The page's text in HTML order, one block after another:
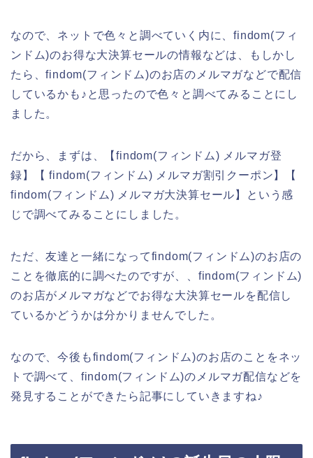
なので、ネットで色々と調べていく内に、findom(フィ
ンドム)のお得な大決算セールの情報などは、もしかし
たら、findom(フィンドム)のお店のメルマガなどで配信
しているかも♪と思ったので色々と調べてみることにし
ました。
だから、まずは、【findom(フィンドム) メルマガ登
録】【 findom(フィンドム) メルマガ割引クーポン】【
findom(フィンドム) メルマガ大決算セール】という感
じで調べてみることにしました。
ただ、友達と一緒になってfindom(フィンドム)のお店の
ことを徹底的に調べたのですが、、findom(フィンドム)
のお店がメルマガなどでお得な大決算セールを配信し
ているかどうかは分かりませんでした。
なので、今後もfindom(フィンドム)のお店のことをネッ
トで調べて、findom(フィンドム)のメルマガ配信などを
発見することができたら記事にしていきますね♪